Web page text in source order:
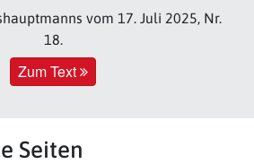
vom 17. Juli 2025, Nr.
18.
Zum Text
Seiten